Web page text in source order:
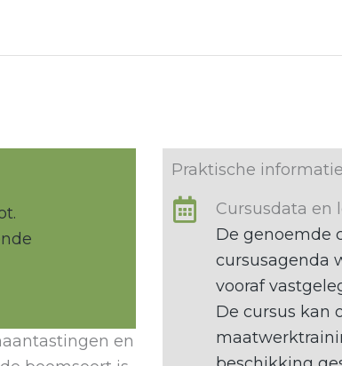
en
Praktische informatie
Cursusdata en
De genoemde
cursusagenda
vooraf
De cursus kan